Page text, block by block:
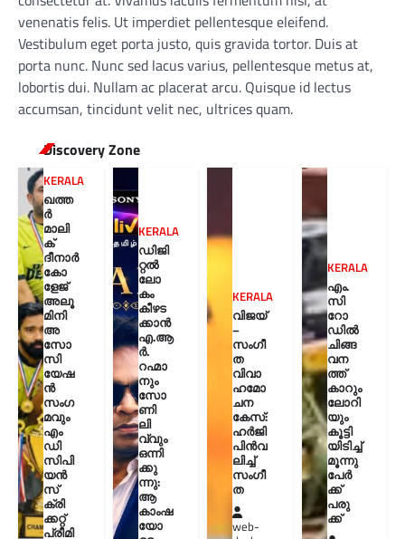
venenatis felis. Ut imperdiet pellentesque eleifend.
Vestibulum eget porta justo, quis gravida tortor. Duis at
porta nunc. Nunc sed lacus varius, pellentesque metus at,
lobortis dui. Nullam ac placerat arcu. Quisque id lectus
accumsan, tincidunt velit nec, ultrices quam.
Discovery Zone
KERALA
ഖത്ത
ർ
മാലി
ക്
ദീനാർ
കോ
ളേജ്
അലൂ
മിനി
അ
സോ
സി
യേഷ
ൻ
സംഗ
മവും
എം
ഡി
സിപി
യൻ
സ്
ക്രി
ക്കറ്റ്
പ്രീമി
KERALA
ഡിജി
റ്റൽ
ലോ
കം
കീഴട
ക്കാൻ
എ.ആ
ർ.
റഹ്മാ
നും
സോ
ണി
ലി
വ്വും
ഒന്നി
ക്കു
ന്നു:
ആ
കാംഷ
യോ
KERALA
വിജയ്
–
സംഗീ
ത
വിവാ
ഹമോ
ചന
കേസ്:
ഹർജി
പിൻവ
ലിച്ച്
സംഗീ
ത
web-
KERALA
എം.
സി
റോ
ഡിൽ
ചിങ്ങ
വന
ത്ത്
കാറും
ലോറി
യും
കൂട്ടി
യിടിച്ച്
മൂന്നു
പേർ
ക്ക്
പരു
ക്ക്